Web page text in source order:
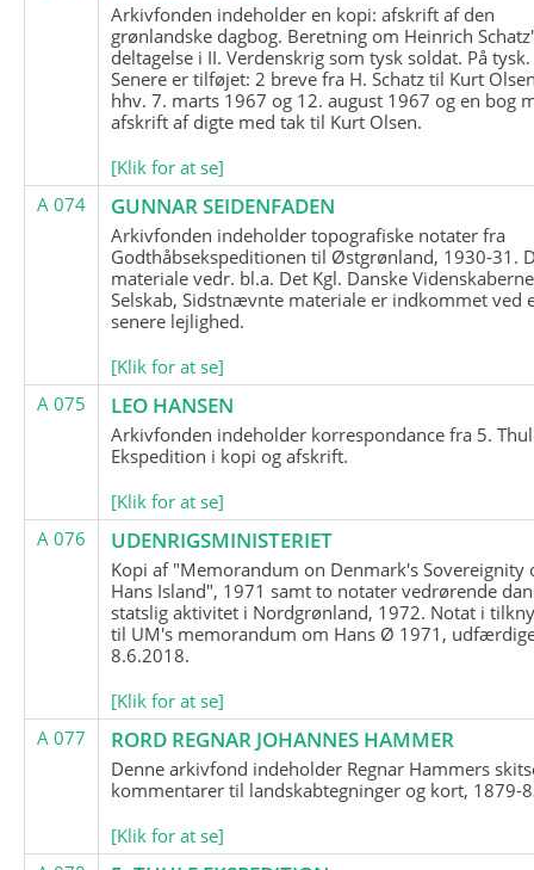
Arkivfonden indeholder en kopi: afskrift af den
grønlandske dagbog. Beretning om Heinrich Schatz'
deltagelse i II. Verdenskrig som tysk soldat. På tysk.
Senere er tilføjet: 2 breve fra H. Schatz til Kurt
hhv. 7. marts 1967 og 12. august 1967 og en bog
afskrift af digte med tak til Kurt Olsen.
[Klik for at se]
A 074
GUNNAR SEIDENFADEN
Arkivfonden indeholder topografiske notater fra
Godthåbsekspeditionen til Østgrønland, 1930-31.
materiale vedr. bl.a. Det Kgl. Danske
Selskab, Sidstnævnte materiale er indkommet ved
senere lejlighed.
[Klik for at se]
A 075
LEO HANSEN
Arkivfonden indeholder korrespondance fra 5.
Ekspedition i kopi og afskrift.
[Klik for at se]
A 076
UDENRIGSMINISTERIET
Kopi af "Memorandum on Denmark's Sovereignity
Hans Island", 1971 samt to notater vedrørende
statslig aktivitet i Nordgrønland, 1972. Notat i
til UM's memorandum om Hans Ø 1971,
8.6.2018.
[Klik for at se]
A 077
RORD REGNAR JOHANNES HAMMER
Denne arkivfond indeholder Regnar Hammers
kommentarer til landskabtegninger og kort, 1879-
[Klik for at se]